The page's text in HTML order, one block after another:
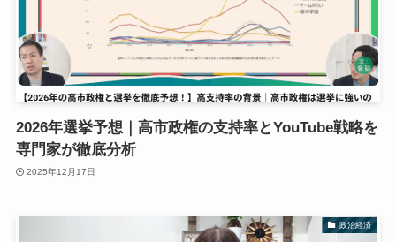
2026年選挙予想｜高市政権の支持率とYouTube戦略を
専門家が徹底分析
2025年12月17日
政治経済